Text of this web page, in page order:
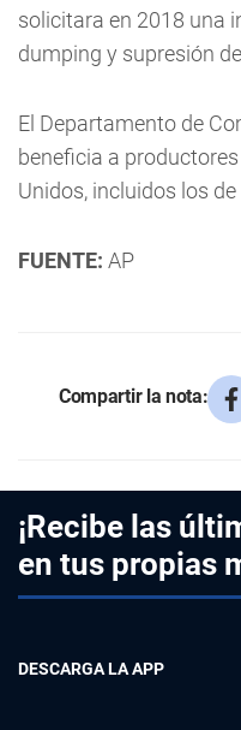
solicitara en 2018 una
dumping y supresión
El Departamento de
beneficia a
Unidos, incluidos los
FUENTE: AP
Compartir la nota:
¡Recibe las
en tus propias
DESCARGA LA APP